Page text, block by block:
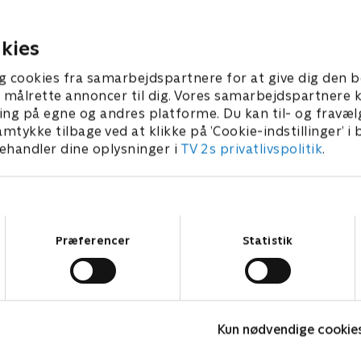
cookies fra samarbejdspartnere for at give dig den
annoncer til dig. Vores samarbejdspartnere
på egne og andres platforme. Du kan til- og
tilbage ved at klikke på ’Cookie-indstillinger’ i
dine oplysninger i TV 2s privatlivspolitik.
Præferencer Statistik
Kun nødvendige
overlevende.
60 min